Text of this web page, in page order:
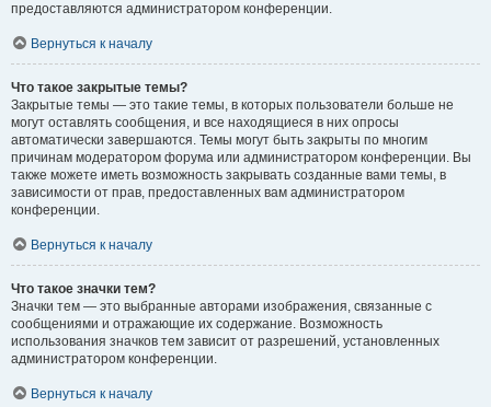
предоставляются администратором конференции.
Вернуться к началу
Что такое закрытые темы?
Закрытые темы — это такие темы, в которых пользователи больше не
могут оставлять сообщения, и все находящиеся в них опросы
автоматически завершаются. Темы могут быть закрыты по многим
причинам модератором форума или администратором конференции. Вы
также можете иметь возможность закрывать созданные вами темы, в
зависимости от прав, предоставленных вам администратором
конференции.
Вернуться к началу
Что такое значки тем?
Значки тем — это выбранные авторами изображения, связанные с
сообщениями и отражающие их содержание. Возможность
использования значков тем зависит от разрешений, установленных
администратором конференции.
Вернуться к началу